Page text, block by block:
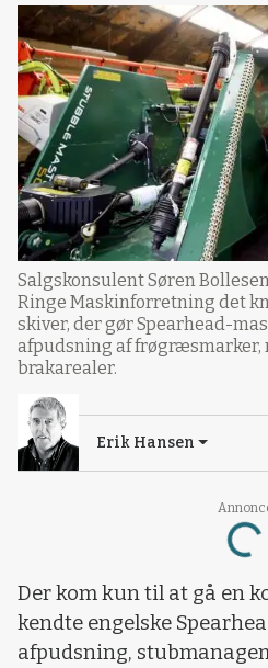
Salgskonsulent Søren
Ringe Maskinforretning det
skiver, der gør Spearhead-
afpudsning af frøgræsmarker,
brakarealer.
Erik Hansen
Der kom kun til at gå en
kendte engelske
afpudsning,